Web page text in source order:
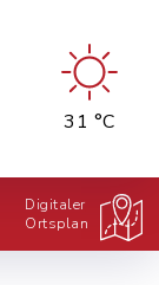
31 °C
Digitaler
Ortsplan